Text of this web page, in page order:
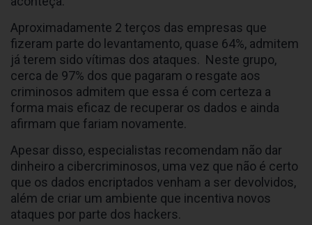
Aproximadamente 2 terços das empresas que
fizeram parte do levantamento, quase 64%, admitem
já terem sido vítimas dos ataques. Neste grupo,
cerca de 97% dos que pagaram o resgate aos
criminosos admitem que essa é com certeza a
forma mais eficaz de recuperar os dados e ainda
afirmam que fariam novamente.
Apesar disso, especialistas recomendam não dar
dinheiro a cibercriminosos, uma vez que não é certo
que os dados encriptados venham a ser devolvidos,
além de criar um ambiente que incentiva novos
ataques por parte dos hackers.